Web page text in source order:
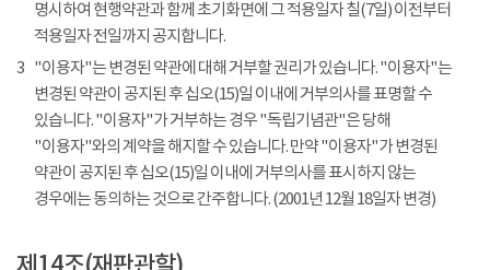
명시하여 현행약관과 함께 초기화면에 그 적용일자 칠(7일) 이전부터
적용일자 전일까지 공지합니다.
3 "이용자"는 변경된 약관에 대해 거부할 권리가 있습니다. "이용자"는
변경된 약관이 공지된 후 십오(15)일 이내에 거부의사를 표명할 수
있습니다. "이용자"가 거부하는 경우 "독립기념관"은 당해
"이용자"와의 계약을 해지할 수 있습니다. 만약 "이용자"가 변경된
약관이 공지된 후 십오(15)일 이내에 거부의사를 표시하지 않는
경우에는 동의하는 것으로 간주합니다. (2001년 12월 18일자 변경)